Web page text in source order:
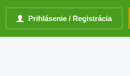
Prihlásenie / Registrácia